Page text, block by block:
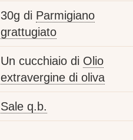
30g di Parmigiano
grattugiato
Un cucchiaio di Olio
extravergine di oliva
Sale q.b.